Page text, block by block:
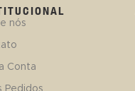
nós
Conta
Pedidos